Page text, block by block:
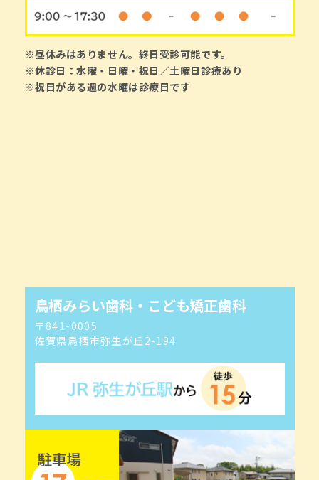
※昼休みはありません。終日受診可能です。
※休診日：水曜・日曜・祝日／土曜日診療あり
※祝日がある週の水曜は診療日です
鳥栖みらい歯科・こども矯正歯科
〒841-0005
佐賀県鳥栖市弥生が丘2-194